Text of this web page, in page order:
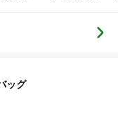
ッグ